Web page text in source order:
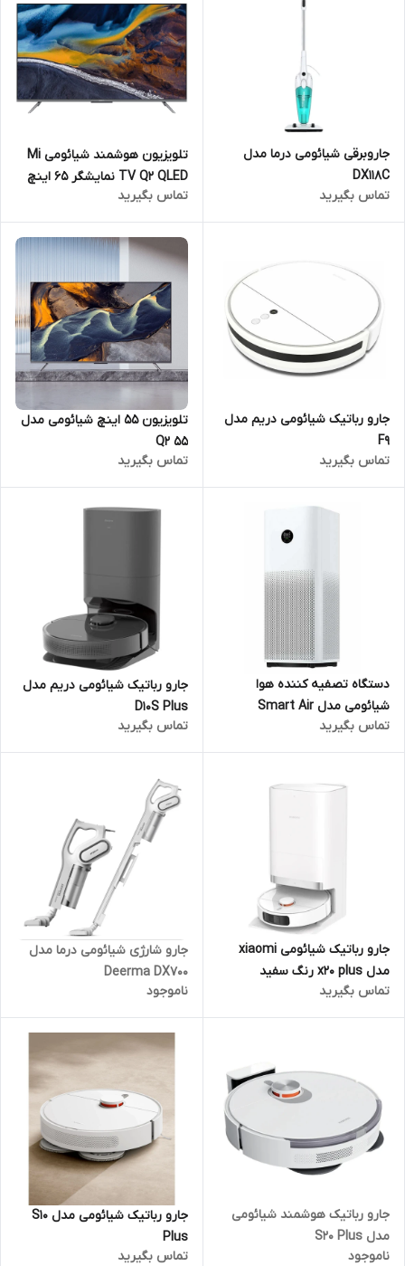
جاروبرقی شیائومی درما مدل
DX118C
تماس بگیرید
تلویزیون هوشمند شیائومی Mi
TV Q2 QLED نمایشگر 65 اینچ
تماس بگیرید
جارو رباتیک شیائومی دریم مدل
F9
تماس بگیرید
تلویزیون 55 اینچ شیائومی مدل
Q2 55
تماس بگیرید
دستگاه تصفیه کننده هوا
شیائومی مدل Smart Air
Purifier 4 Pro
تماس بگیرید
جارو رباتیک شیائومی دریم مدل
D10S Plus
تماس بگیرید
جارو رباتیک شیائومی xiaomi
مدل x20 plus رنگ سفید
تماس بگیرید
جارو شارژی شیائومی درما مدل
Deerma DX700
ناموجود
جارو رباتیک هوشمند شیائومی
مدل S20 Plus
ناموجود
جارو رباتیک شیائومی مدل S10
Plus
تماس بگیرید